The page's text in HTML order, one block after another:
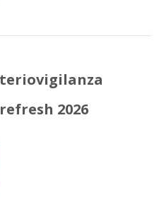
2026